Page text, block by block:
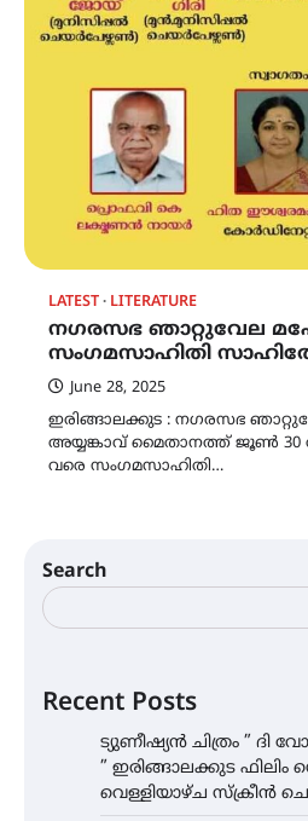
LATEST LITERATURE
നഗരസഭ ഞാറ്റുവേല
സംഗമസാഹിതി
June 28, 2025
ഇരിങ്ങാലക്കുട : നഗരസഭ
അയ്യങ്കാവ് മൈതാനത്ത് ജൂൺ 30
വരെ സംഗമസാഹിതി…
Search
Recent Posts
ട്യുണീഷ്യൻ ചിത്രം ” ദി
” ഇരിങ്ങാലക്കുട
വെള്ളിയാഴ്ച സ്‌ക്രീൻ